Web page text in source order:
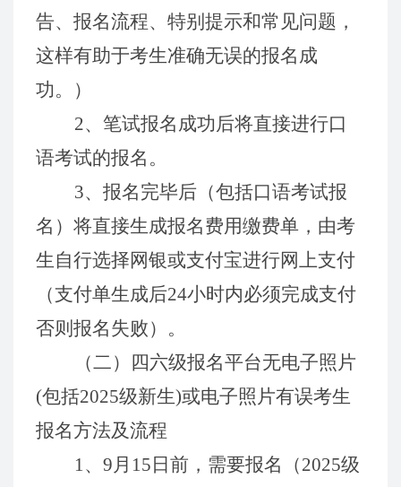
告、报名流程、特别提示和常见问题，
这样有助于考生准确无误的报名成
功。）
2、笔试报名成功后将直接进行口
语考试的报名。
3、报名完毕后（包括口语考试报
名）将直接生成报名费用缴费单，由考
生自行选择网银或支付宝进行网上支付
（支付单生成后24小时内必须完成支付
否则报名失败）。
（二） 四六级报名平台无电子照片
(包括2025级新生)或电子照片有误考生
报名方法及流程
1、 9月 15 日前，需要报名（2025级